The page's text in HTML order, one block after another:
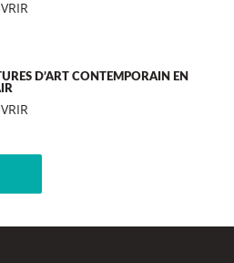
D’ART CONTEMPORAIN EN